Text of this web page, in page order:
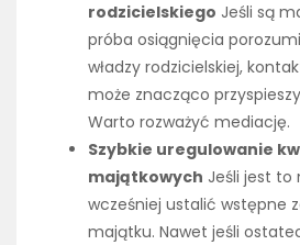
rodzicielskiego Jeśli są
próba osiągnięcia
władzy rodzicielskiej,
może znacząco
Warto rozważyć mediację.
Szybkie uregulowanie
majątkowych Jeśli jest to
wcześniej ustalić wstępne
majątku. Nawet jeśli